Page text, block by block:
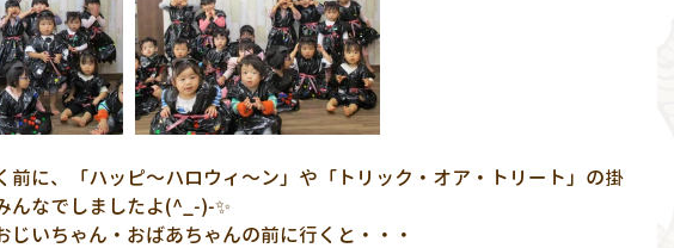
前に、「ハッピ～ハロウィ～ン」や「トリック・オア・トリート」の掛
んなでしましたよ(^_-)-✨
じいちゃん・おばあちゃんの前に行くと・・・